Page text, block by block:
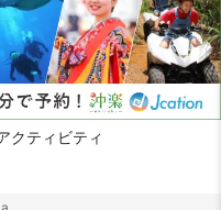
クティビティ